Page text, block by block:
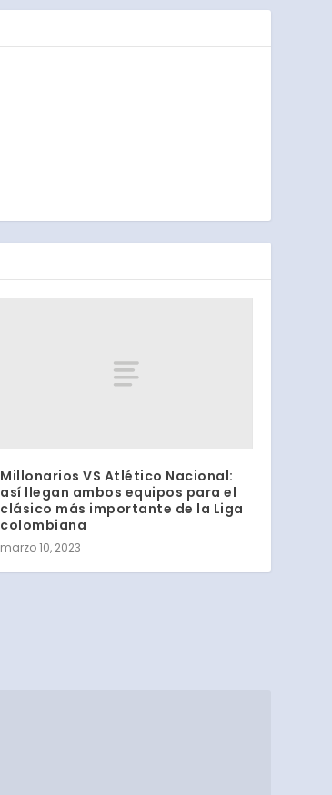
Millonarios VS Atlético Nacional:
así llegan ambos equipos para el
clásico más importante de la Liga
colombiana
marzo 10, 2023